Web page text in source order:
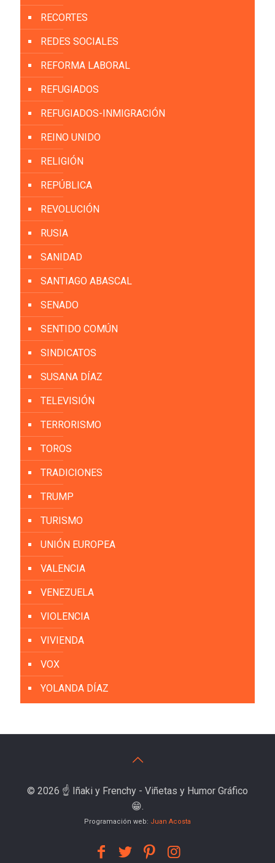
RECORTES
REDES SOCIALES
REFORMA LABORAL
REFUGIADOS
REFUGIADOS-INMIGRACIÓN
REINO UNIDO
RELIGIÓN
REPÚBLICA
REVOLUCIÓN
RUSIA
SANIDAD
SANTIAGO ABASCAL
SENADO
SENTIDO COMÚN
SINDICATOS
SUSANA DÍAZ
TELEVISIÓN
TERRORISMO
TOROS
TRADICIONES
TRUMP
TURISMO
UNIÓN EUROPEA
VALENCIA
VENEZUELA
VIOLENCIA
VIVIENDA
VOX
YOLANDA DÍAZ
© 2026 ☝️ Iñaki y Frenchy - Viñetas y Humor Gráfico
😁.
Programación web: Juan Acosta